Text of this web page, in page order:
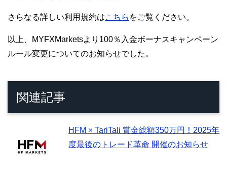
さらなる詳しい利用規約はこちら をご覧ください。
以上、MYFXMarketsより100％入金ボーナスキャンペーン
ルール変更についてのお知らせでした。
関連記事
HFM × TariTali 賞金総額350万円！2025年
度最後のトレード革命 開催のお知らせ